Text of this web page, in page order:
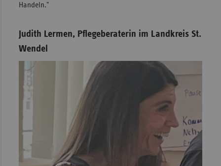
Handeln."
Judith Lermen, Pflegeberaterin im Landkreis St.
Wendel